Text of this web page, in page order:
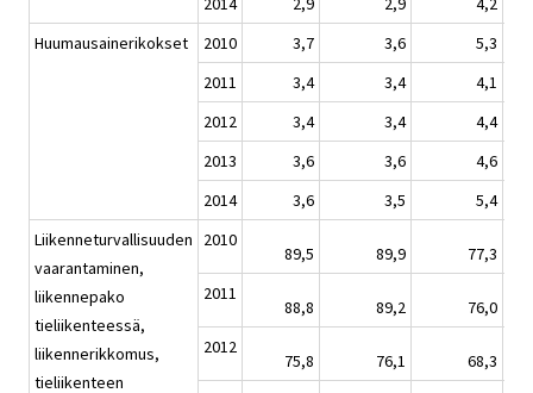
Huumausainerikokset
2010 3,7 3,6
5,3
2011
3,4 3,4
4,1
2012
3,4 3,4
4,4
2013
3,6 3,6
4,6
2014
3,6 3,5
5,4
Liikenneturvallisuuden
vaarantaminen,
liikennepako
tieliikenteessä,
liikennerikkomus,
tieliikenteen
2010
89,5 89,9
77,3
2011
88,8 89,2
76,0
2012
75,8 76,1
68,3